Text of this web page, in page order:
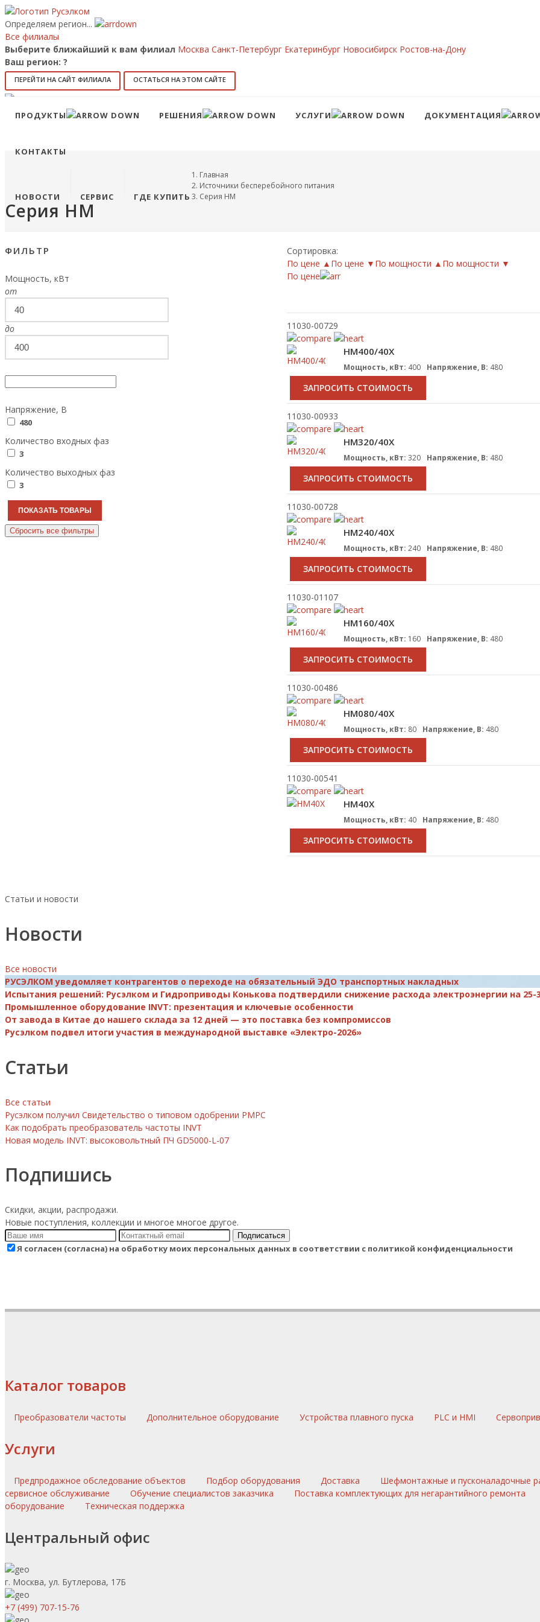
Определяем регион...
Все филиалы
Выберите ближайший к вам филиал Москва Санкт-Петербург Екатеринбург Новосибирск Ростов-на-Дону
Ваш регион: ?
ПЕРЕЙТИ НА САЙТ ФИЛИАЛА ОСТАТЬСЯ НА ЭТОМ САЙТЕ
8 (800) 707-15-56 info@ruselkom.ru
ПРОДУКТЫ РЕШЕНИЯ УСЛУГИ ДОКУМЕНТАЦИЯ
КОНТАКТЫ
НОВОСТИ СЕРВИС ГДЕ КУПИТЬ
Главная
Источники бесперебойного питания
Серия HM
Серия HM
ФИЛЬТР
Мощность, кВт
от
до
Напряжение, В
480
Количество входных фаз
3
Количество выходных фаз
3
Сортировка:
По цене ▲ По цене ▼ По мощности ▲ По мощности ▼
По цене
11030-00729
HM400/40X
Мощность, кВт: 400 Напряжение, В: 480
ЗАПРОСИТЬ СТОИМОСТЬ
11030-00933
HM320/40X
Мощность, кВт: 320 Напряжение, В: 480
ЗАПРОСИТЬ СТОИМОСТЬ
11030-00728
HM240/40X
Мощность, кВт: 240 Напряжение, В: 480
ЗАПРОСИТЬ СТОИМОСТЬ
11030-01107
HM160/40X
Мощность, кВт: 160 Напряжение, В: 480
ЗАПРОСИТЬ СТОИМОСТЬ
11030-00486
HM080/40X
Мощность, кВт: 80 Напряжение, В: 480
ЗАПРОСИТЬ СТОИМОСТЬ
11030-00541
HM40X
Мощность, кВт: 40 Напряжение, В: 480
ЗАПРОСИТЬ СТОИМОСТЬ
Статьи и новости
Новости
Все новости
РУСЭЛКОМ уведомляет контрагентов о переходе на обязательный ЭДО транспортных накладных
Испытания решений: Русэлком и Гидроприводы Конькова подтвердили снижение расхода электроэнергии на 25-
Промышленное оборудование INVT: презентация и ключевые особенности
От завода в Китае до нашего склада за 12 дней — это поставка без компромиссов
Русэлком подвел итоги участия в международной выставке «Электро-2026»
Статьи
Все статьи
Русэлком получил Свидетельство о типовом одобрении РМРС
Как подобрать преобразователь частоты INVT
Новая модель INVT: высоковольтный ПЧ GD5000-L-07
Подпишись
Скидки, акции, распродажи.
Новые поступления, коллекции и многое многое другое.
Подписаться
Я согласен (согласна) на обработку моих персональных данных в соответствии с политикой конфиденциальности
Каталог товаров
Преобразователи частоты Дополнительное оборудование Устройства плавного пуска PLC и HMI
Услуги
Предпродажное обследование объектов Подбор оборудования Доставка
Шефмонтажные и пусконаладочные
сервисное обслуживание
Обучение специалистов заказчика
Поставка комплектующих для негарантийного ремонта
оборудование
Техническая поддержка
Центральный офис
г. Москва, ул. Бутлерова, 17Б
+7 (499) 707-15-76